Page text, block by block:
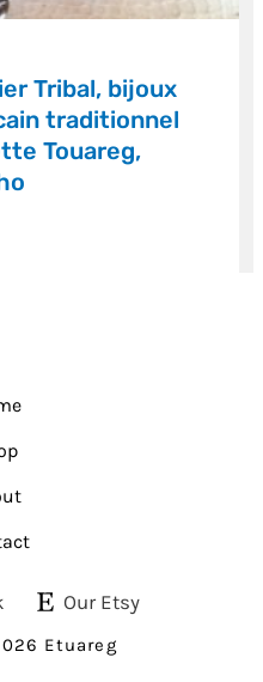
Tribal, bijoux
traditionnel
Touareg,
Our Etsy
Etuareg